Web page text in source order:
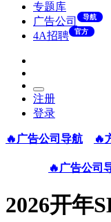
专题库
广告公司
导航
4A招聘 官方
注册
登录
🔥广告公司导航 🔥
🔥广告公司
2026开年